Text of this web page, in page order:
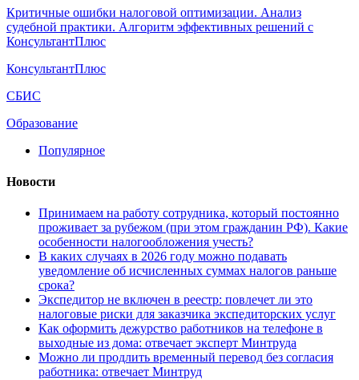
Критичные ошибки налоговой оптимизации. Анализ
судебной практики. Алгоритм эффективных решений с
КонсультантПлюс
КонсультантПлюс
СБИС
Образование
Популярное
Новости
Принимаем на работу сотрудника, который постоянно
проживает за рубежом (при этом гражданин РФ). Какие
особенности налогообложения учесть?
В каких случаях в 2026 году можно подавать
уведомление об исчисленных суммах налогов раньше
срока?
Экспедитор не включен в реестр: повлечет ли это
налоговые риски для заказчика экспедиторских услуг
Как оформить дежурство работников на телефоне в
выходные из дома: отвечает эксперт Минтруда
Можно ли продлить временный перевод без согласия
работника: отвечает Минтруд